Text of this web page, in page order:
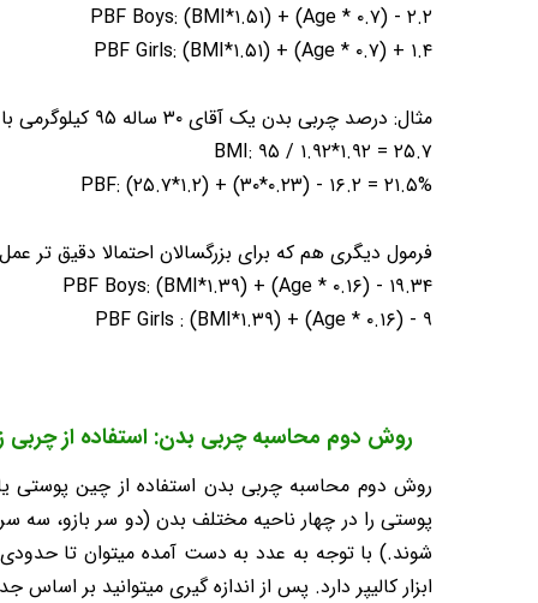
PBF Boys: (BMI*۱.۵۱) + (Age * ۰.۷) - ۲.۲
PBF Girls: (BMI*۱.۵۱) + (Age * ۰.۷) + ۱.۴
مثال: درصد چربی بدن یک آقای ۳۰ ساله ۹۵ کیلوگرمی با قد ۱۹۲ سانتی متر برابر زیر است:
BMI: ۹۵ / ۱.۹۲*۱.۹۲ = ۲۵.۷
PBF: (۲۵.۷*۱.۲) + (۳۰*۰.۲۳) - ۱۶.۲ = ۲۱.۵%
فرمول دیگری هم که برای بزرگسالان احتمالا دقیق تر
PBF Boys: (BMI*۱.۳۹) + (Age * ۰.۱۶) - ۱۹.۳۴
PBF Girls : (BMI*۱.۳۹) + (Age * ۰.۱۶) - ۹
روش دوم محاسبه چربی بدن: استفاده از چربی
روش دوم محاسبه چربی بدن استفاده از چین پوستی یا
پوستی را در چهار ناحیه مختلف بدن (دو سر بازو، سه سر
شوند.) با توجه به عدد به دست آمده میتوان تا حدودی
ابزار کالیپر دارد. پس از اندازه گیری میتوانید بر